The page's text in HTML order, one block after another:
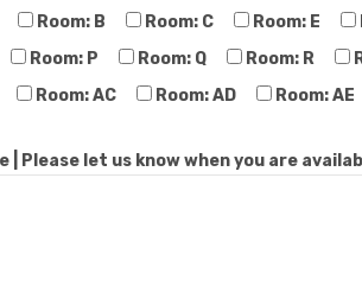
Room: B Room: C Room: E
Room: P Room: Q Room: R
Room: AC Room: AD Room: AE
| Please let us know when you are